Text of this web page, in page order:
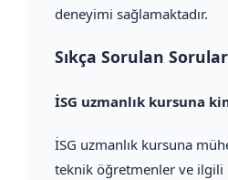
deneyimi sağlamaktadır.
Sıkça Sorulan Sorular
İSG uzmanlık kursuna
İSG uzmanlık kursuna
teknik öğretmenler ve ilgili